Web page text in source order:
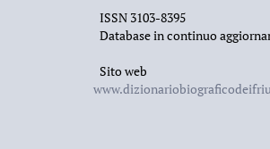
ISSN 3103-8395
Database in continuo
Sito web